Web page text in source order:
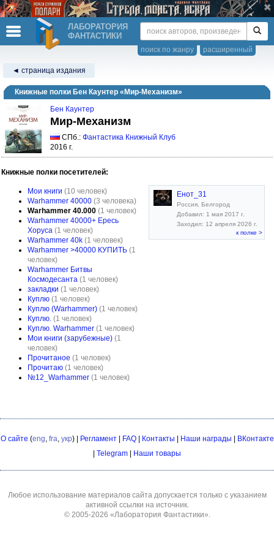
ЛАБОРАТОРИЯ
ФАНТАСТИКИ
расширенный
поиск по жанру
◄ страница издания
Книжные полки Бен Каунтер «Мир-Механизм»
Бен Каунтер
Мир-Механизм
СПб.: Фантастика Книжный Клуб
2016 г.
Книжные полки посетителей:
Мои книги (10 человек)
Warhammer 40000 (3 человека)
Warhammer 40.000 (1 человек)
Warhammer 40000+ Ересь
Хоруса (1 человек)
Warhammer 40k (1 человек)
Warhammer >40000 КУПИТЬ (1
человек)
Warhammer Битвы
Космодесанта (1 человек)
закладки (1 человек)
Куплю (1 человек)
Куплю (Warhammer) (1 человек)
Куплю. (1 человек)
Куплю. Warhammer (1 человек)
Мои книги (зарубежные) (1
человек)
Прочитаное (1 человек)
Прочитаю (1 человек)
№12_Warhammer (1 человек)
Енот_31
Россия, Белгород
Добавил: 1 мая 2017 г.
Заходил: 12 апреля 2026 г.
к полке >
О сайте (eng, fra, укр) | Регламент| FAQ| Контакты Наши награды
ВКонтакте
Telegram Наши товары
Любое использование материалов сайта допускается только с указанием
активной ссылки на источник.
© 2005-2026 «Лаборатория Фантастики».